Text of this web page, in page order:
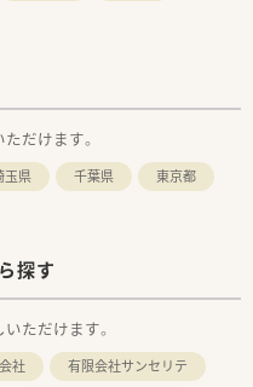
だけます。
玉県 千葉県
東京都
探す
ただけます。
社
有限会社サンセリテ